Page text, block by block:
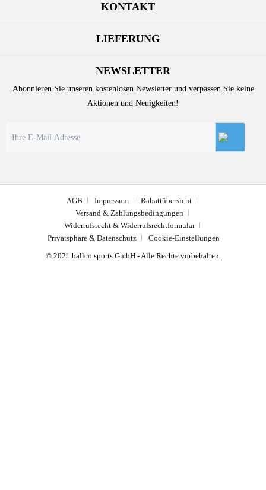
KONTAKT
LIEFERUNG
NEWSLETTER
Abonnieren Sie unseren kostenlosen Newsletter und verpassen Sie keine
Aktionen und Neuigkeiten!
© 2021 ballco sports GmbH - Alle Rechte vorbehalten.
AGB Impressum
Rabattübersicht
Versand & Zahlungsbedingungen
Widerrufsrecht & Widerrufsrechtformular
Privatsphäre & Datenschutz
Cookie-Einstellungen